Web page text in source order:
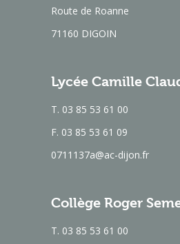
Route de Roanne
71160 DIGOIN
Lycée Camille
T. 03 85 53 61 00
F. 03 85 53 61 09
0711137a@ac-dijon.fr
Collège Roger
T. 03 85 53 61 00